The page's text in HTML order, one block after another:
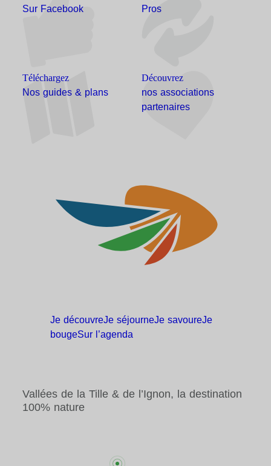
Sur Facebook
Pros
Téléchargez
Nos guides & plans
Découvrez
nos associations
partenaires
Je découvreJe séjourneJe savoureJe
bougeSur l’agenda
Vallées de la Tille & de l’Ignon, la destination
100% nature